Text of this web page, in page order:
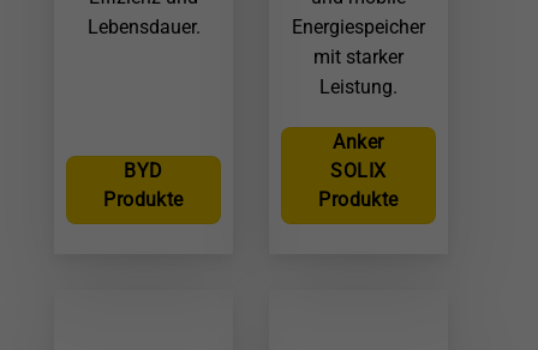
Lebensdauer.
BYD
Produkte
Energiespeicher
mit starker
Leistung.
Anker
SOLIX
Produkte